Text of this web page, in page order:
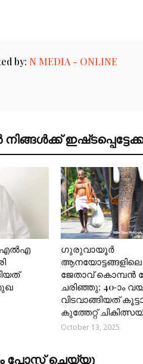
by: N MEDIA - ONLINE
ഗുരുവായൂർ
ആനയോട്ടങ്ങളിലെ
ജേതാവ്
ചരിഞ്ഞു; 40-ാം
വിടവാങ്ങിയത്
കുത്തേറ്റ്
October 13, 2025
പോസ്റ്റ് ചെയ്യൂ